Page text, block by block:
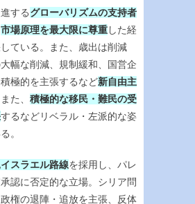
するグローバリズムの支持者
市場原理を最大限に尊重した経
ている。また、歳出は削減
幅な削減、規制緩和、国営企
極的を主張するなど新自由主
た、 積極的な移民・難民の受
するなどリベラル・左派的な姿
。
スラエル路線を採用し、パレ
認に否定的な立場。シリア問
権の退陣・追放を主張、反体